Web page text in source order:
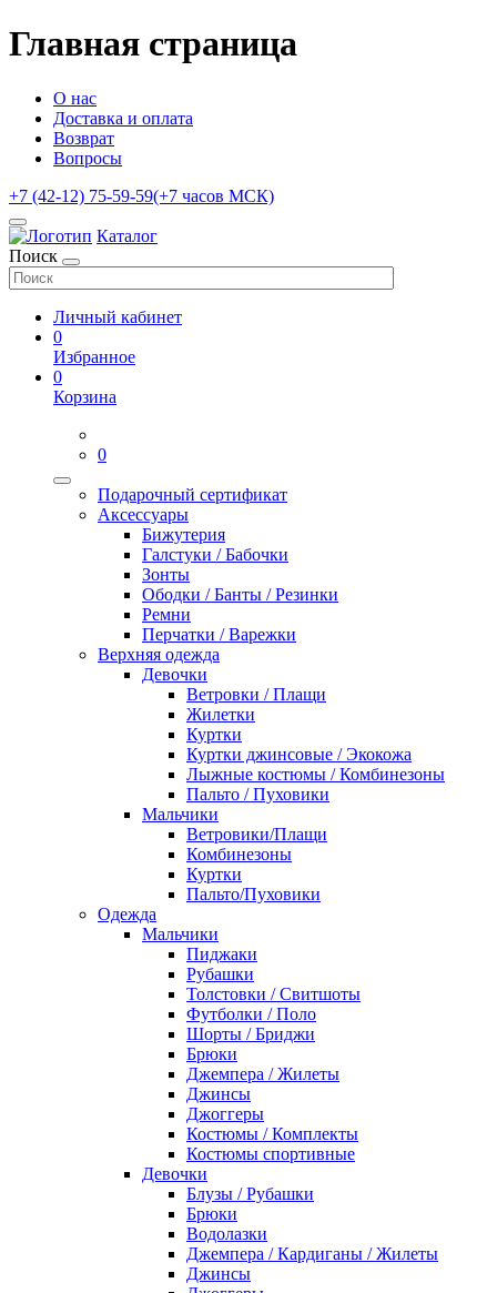
Главная страница
О нас
Доставка и оплата
Возврат
Вопросы
+7 (42-12) 75-59-59(+7 часов МСК)
Каталог
Поиск
Личный кабинет
0
Избранное
0
Корзина
0
Подарочный сертификат
Аксессуары
Бижутерия
Галстуки / Бабочки
Зонты
Ободки / Банты / Резинки
Ремни
Перчатки / Варежки
Верхняя одежда
Девочки
Ветровки / Плащи
Жилетки
Куртки
Куртки джинсовые / Экокожа
Лыжные костюмы / Комбинезоны
Пальто / Пуховики
Мальчики
Ветровики/Плащи
Комбинезоны
Куртки
Пальто/Пуховики
Одежда
Мальчики
Пиджаки
Рубашки
Толстовки / Свитшоты
Футболки / Поло
Шорты / Бриджи
Брюки
Джемпера / Жилеты
Джинсы
Джоггеры
Костюмы / Комплекты
Костюмы спортивные
Девочки
Блузы / Рубашки
Брюки
Водолазки
Джемпера / Кардиганы / Жилеты
Джинсы